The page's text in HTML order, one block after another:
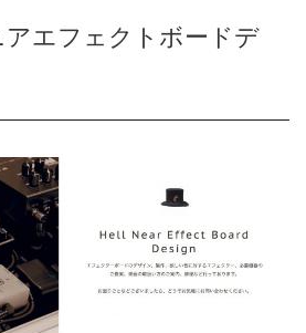
エフェクトボードデ